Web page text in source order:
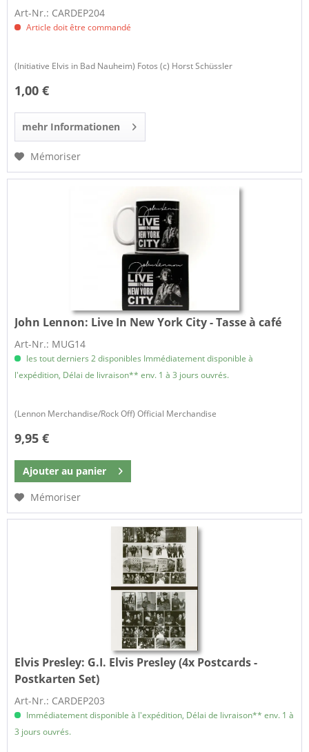
Art-Nr.: CARDEP204
Article doit être commandé
(Initiative Elvis in Bad Nauheim) Fotos (c) Horst Schüssler
1,00 €
mehr Informationen
Mémoriser
John Lennon: Live In New York City - Tasse à café
Art-Nr.: MUG14
les tout derniers 2 disponibles Immédiatement disponible à
l'expédition, Délai de livraison** env. 1 à 3 jours ouvrés.
(Lennon Merchandise/Rock Off) Official Merchandise
9,95 €
Ajouter au panier
Mémoriser
Elvis Presley: G.I. Elvis Presley (4x Postcards -
Postkarten Set)
Art-Nr.: CARDEP203
Immédiatement disponible à l'expédition, Délai de livraison** env. 1 à
3 jours ouvrés.